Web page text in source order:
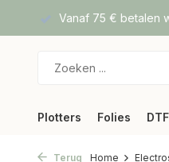
Vanaf 75 € betalen
Plotters Folies DTF
Terug Home